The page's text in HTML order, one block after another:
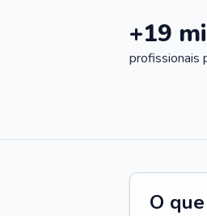
+19
profissionais
O